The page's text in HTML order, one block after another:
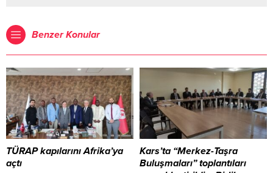
Benzer Konular
TÜRAP kapılarını Afrika’ya
açtı
Kars’ta “Merkez-Taşra
Buluşmaları” toplantıları